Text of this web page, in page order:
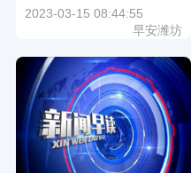
2023-03-15 08:44:55
早安潍坊